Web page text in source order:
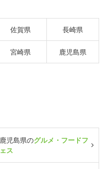
佐賀県 長崎県
宮崎県 鹿児島県
鹿児島県のグルメ・フードフ
ェス